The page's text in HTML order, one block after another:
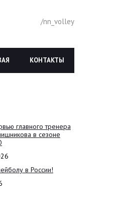
/nn_volley
КОНТАКТЫ
главного тренера
в сезоне
в России!